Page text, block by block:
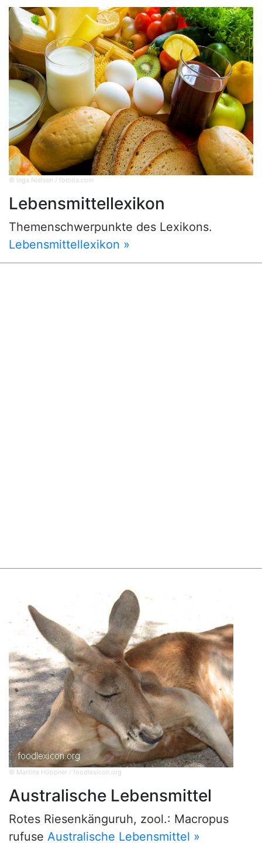
© Inga Nielsen / fotolia.com
Lebensmittellexikon
Themenschwerpunkte des Lexikons.
Lebensmittellexikon »
© Martina Höppner / foodlexicon.org
Australische Lebensmittel
Rotes Riesenkänguruh, zool.: Macropus
rufuse Australische Lebensmittel »